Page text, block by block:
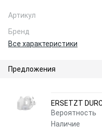
Артикул
Бренд
Все характеристики
Предложения
ERSETZT
Вероятность
Наличие